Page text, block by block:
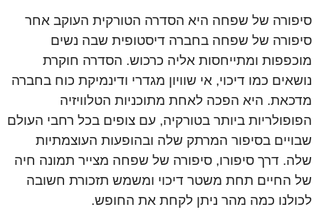
סיפורה של שפחה היא הסדרה הטורקית העוקב אחר
סיפורה של שפחה בחברה דיסטופית שבה נשים
מוכפפות ומתייחסות אליה כרכוש. הסדרה חוקרת
נושאים כמו דיכוי, אי שוויון מגדרי ודינמיקת כוח בחברה
מדכאת. היא הפכה לאחת מתוכניות הטלוויזיה
הפופולריות ביותר בטורקיה, עם צופים בכל רחבי העולם
שבויים בסיפור המרתק שלה ובהופעות העוצמתיות
שלה. דרך סיפורו, סיפורה של שפחה מצייר תמונה חיה
של החיים תחת משטר דיכוי ומשמש תזכורת חשובה
לכולנו כמה מהר ניתן לקחת את החופש.